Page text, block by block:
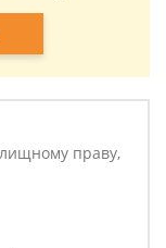
праву,